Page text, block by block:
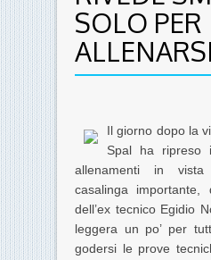
SOLO PER
ALLENARSI
Il giorno dopo la
Spal ha ripreso
allenamenti in
casalinga
dell’ex tecnico Egidio
leggera un po’ per
godersi le prove